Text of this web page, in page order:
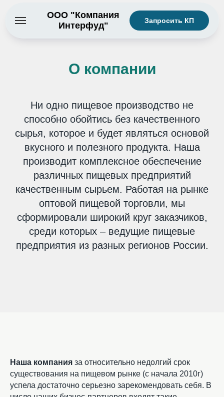
ООО "Компания
Интерфуд"
Запросить КП
О компании
Ни одно пищевое производство не
способно обойтись без качественного
сырья, которое и будет являться основой
вкусного и полезного продукта. Наша
производит комплексное обеспечение
различных пищевых предприятий
качественным сырьем. Работая на рынке
оптовой пищевой торговли, мы
сформировали широкий круг заказчиков,
среди которых – ведущие пищевые
предприятия из разных регионов России.
Наша компания за относительно недолгий срок
существования на пищевом рынке (с начала 2010г)
успела достаточно серьезно зарекомендовать себя. В